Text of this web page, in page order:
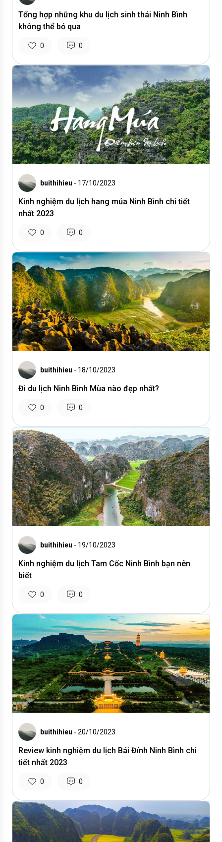
Tổng hợp những khu du lịch sinh thái Ninh Bình
không thể bỏ qua
0 0
buithihieu - 17/10/2023
Kinh nghiệm du lịch hang múa Ninh Bình chi tiết
nhất 2023
0 0
buithihieu - 18/10/2023
Đi du lịch Ninh Bình Mùa nào đẹp nhất?
0 0
buithihieu - 19/10/2023
Kinh nghiệm du lịch Tam Cốc Ninh Bình bạn nên
biết
0 0
buithihieu - 20/10/2023
Review kinh nghiệm du lịch Bái Đính Ninh Bình chi
tiết nhất 2023
0 0